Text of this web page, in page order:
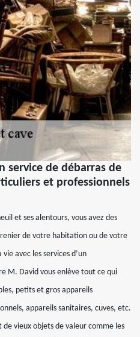
service de débarras de
et professionnels
et ses alentours, vous avez des
de votre habitation ou de votre
avec les services d’un
M. David vous enlève tout ce qui
petits et gros appareils
appareils sanitaires, cuves, etc.
vieux objets de valeur comme les